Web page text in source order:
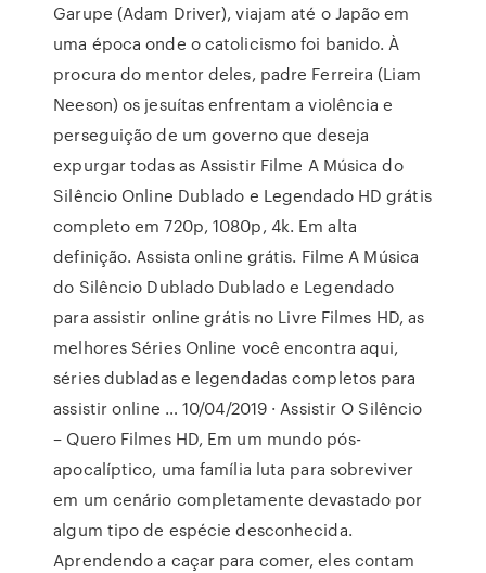
Garupe (Adam Driver), viajam até o Japão em
uma época onde o catolicismo foi banido. À
procura do mentor deles, padre Ferreira (Liam
Neeson) os jesuítas enfrentam a violência e
perseguição de um governo que deseja
expurgar todas as Assistir Filme A Música do
Silêncio Online Dublado e Legendado HD grátis
completo em 720p, 1080p, 4k. Em alta
definição. Assista online grátis. Filme A Música
do Silêncio Dublado Dublado e Legendado
para assistir online grátis no Livre Filmes HD, as
melhores Séries Online você encontra aqui,
séries dubladas e legendadas completos para
assistir online … 10/04/2019 · Assistir O Silêncio
– Quero Filmes HD, Em um mundo pós-
apocalíptico, uma família luta para sobreviver
em um cenário completamente devastado por
algum tipo de espécie desconhecida.
Aprendendo a caçar para comer, eles contam